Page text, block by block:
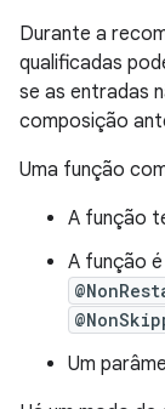
Durante a
qualificadas
se as entradas
composição
Uma função
A função
A função
Um